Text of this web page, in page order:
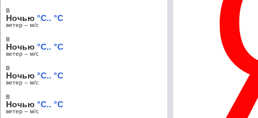
в
Ночью °C.. °C
ветер – м/c
в
Ночью °C.. °C
ветер – м/c
в
Ночью °C.. °C
ветер – м/c
в
Ночью °C.. °C
ветер – м/c